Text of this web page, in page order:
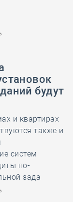
будут
и квартирах
также и
систем
по-
зада